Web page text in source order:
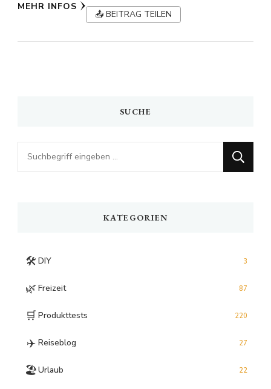
MEHR INFOS
📤 BEITRAG TEILEN
SUCHE
Looking
for
KATEGORIEN
🛠️ DIY 3
🌿 Freizeit 87
🛒 Produkttests 220
✈️ Reiseblog 27
🏖️Urlaub 22